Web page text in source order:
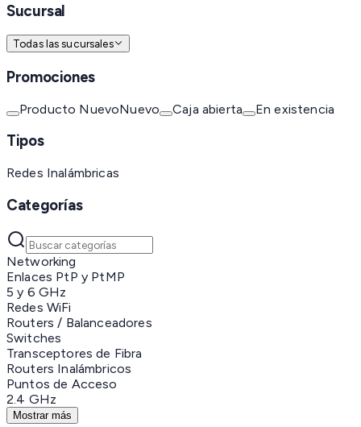
Sucursal
Todas las sucursales
Promociones
Producto NuevoNuevo Caja abierta En existencia
Tipos
Redes Inalámbricas
Categorías
Networking
Enlaces PtP y PtMP
5 y 6 GHz
Redes WiFi
Routers / Balanceadores
Switches
Transceptores de Fibra
Routers Inalámbricos
Puntos de Acceso
2.4 GHz
Mostrar más